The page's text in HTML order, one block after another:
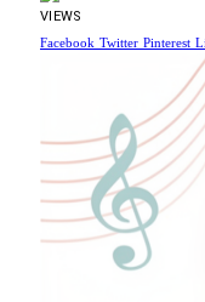
VIEWS
Facebook Twitter Pinterest